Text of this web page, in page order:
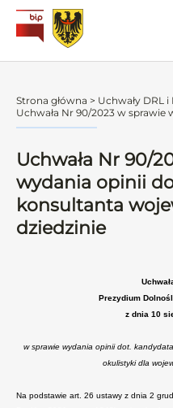
Strona główna > Uchwały DRL
Uchwała Nr 90/2023 w sprawie
Uchwała Nr 90/
wydania opinii
konsultanta
dziedzinie
Prezydium
z dnia 10
w sprawie wydania opinii dot.
okulistyki dla
Na podstawie art. 26 ustawy z dnia 2